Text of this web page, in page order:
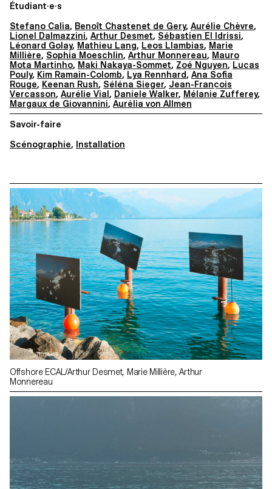
Étudiant·e·s
Stefano Calia, Benoît Chastenet de Gery, Aurélie Chèvre,
Lionel Dalmazzini, Arthur Desmet, Sébastien El Idrissi,
Léonard Golay, Mathieu Lang, Leos Llambias, Marie
Millière, Sophia Moeschlin, Arthur Monnereau, Mauro
Mota Martinho, Maki Nakaya-Sommet, Zoé Nguyen, Lucas
Pouly, Kim Ramain-Colomb, Lya Rennhard, Ana Sofia
Rouge, Keenan Rush, Séléna Sieger, Jean-François
Vercasson, Aurélie Vial, Daniele Walker, Mélanie Zufferey,
Margaux de Giovannini, Aurélia von Allmen
Savoir-faire
Scénographie, Installation
Offshore ECAL/Arthur Desmet, Marie Millière, Arthur
Monnereau